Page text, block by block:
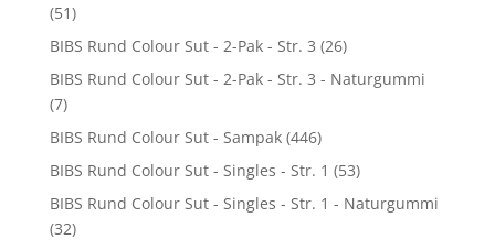
(51)
BIBS Rund Colour Sut - 2-Pak - Str. 3 (26)
BIBS Rund Colour Sut - 2-Pak - Str. 3 - Naturgummi
(7)
BIBS Rund Colour Sut - Sampak (446)
BIBS Rund Colour Sut - Singles - Str. 1 (53)
BIBS Rund Colour Sut - Singles - Str. 1 - Naturgummi
(32)